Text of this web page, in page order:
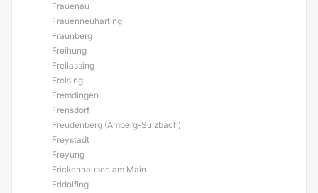
Frauenau
Frauenneuharting
Fraunberg
Freihung
Freilassing
Freising
Fremdingen
Frensdorf
Freudenberg (Amberg-Sulzbach)
Freystadt
Freyung
Frickenhausen am Main
Fridolfing